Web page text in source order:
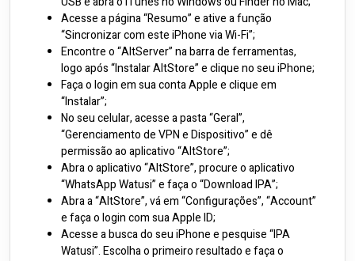
Acesse a página “Resumo” e ative a função
“Sincronizar com este iPhone via Wi-Fi”;
Encontre o “AltServer” na barra de ferramentas,
logo após “Instalar AltStore” e clique no seu iPhone;
Faça o login em sua conta Apple e clique em
“Instalar”;
No seu celular, acesse a pasta “Geral”,
“Gerenciamento de VPN e Dispositivo” e dê
permissão ao aplicativo “AltStore”;
Abra o aplicativo “AltStore”, procure o aplicativo
“WhatsApp Watusi” e faça o “Download IPA”;
Abra a “AltStore”, vá em “Configurações”, “Account”
e faça o login com sua Apple ID;
Acesse a busca do seu iPhone e pesquise “IPA
Watusi”. Escolha o primeiro resultado e faça o